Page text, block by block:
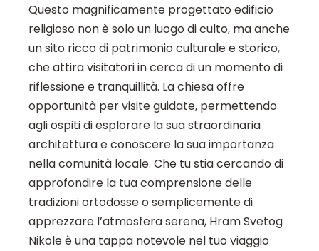
Questo magnificamente progettato edificio
religioso non è solo un luogo di culto, ma anche
un sito ricco di patrimonio culturale e storico,
che attira visitatori in cerca di un momento di
riflessione e tranquillità. La chiesa offre
opportunità per visite guidate, permettendo
agli ospiti di esplorare la sua straordinaria
architettura e conoscere la sua importanza
nella comunità locale. Che tu stia cercando di
approfondire la tua comprensione delle
tradizioni ortodosse o semplicemente di
apprezzare l’atmosfera serena, Hram Svetog
Nikole è una tappa notevole nel tuo viaggio